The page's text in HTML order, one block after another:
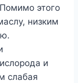
этого
низким
и
слабая